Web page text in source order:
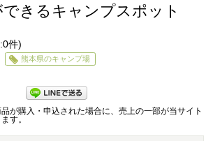
きるキャンプスポット
0件)
熊本県のキャンプ場
が購入・申込された場合に、売上の一部が当サイト
す。